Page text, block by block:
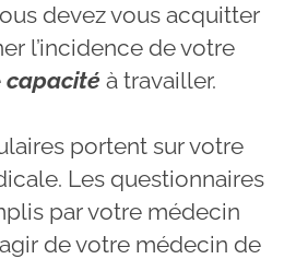
devez vous acquitter
l’incidence de votre
capacité à travailler.
portent sur votre
Les questionnaires
par votre médecin
de votre médecin de